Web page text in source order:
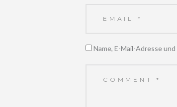
Name, E-Mail-Adresse